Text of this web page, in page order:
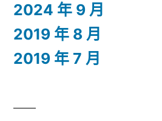
2024 年 9 月
2019 年 8 月
2019 年 7 月